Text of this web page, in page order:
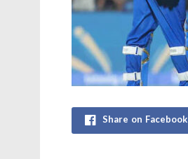
Share on Facebook